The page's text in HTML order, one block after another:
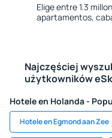
Elige entre 1.3
apartamentos,
Najczęściej
użytkowników
Hotele en Holanda -
Hotele en Egmond aan Zee